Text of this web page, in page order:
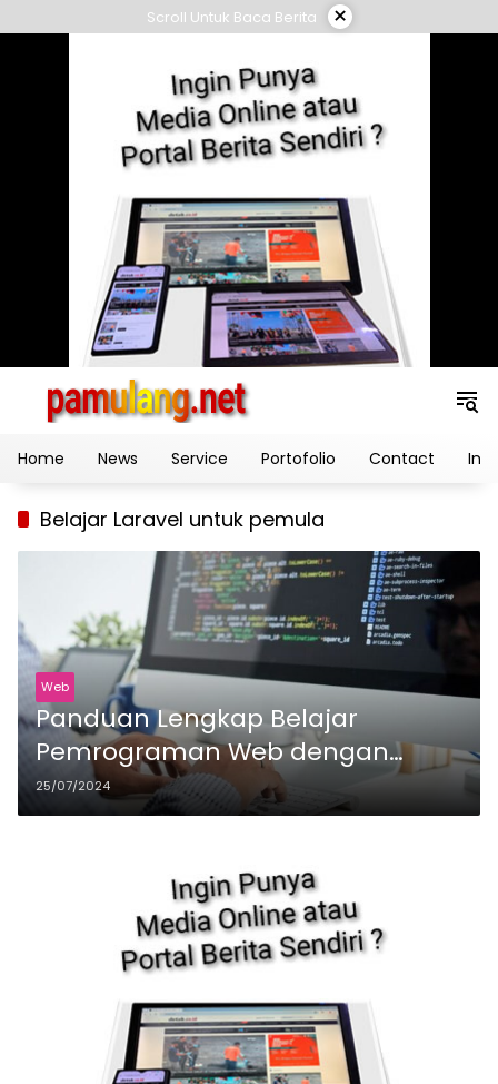
to
Scroll Untuk Baca Berita ×
Home News Service Portofolio Contact
Belajar Laravel untuk pemula
Web
Panduan Lengkap Belajar
Pemrograman Web dengan
Laravel
25/07/2024